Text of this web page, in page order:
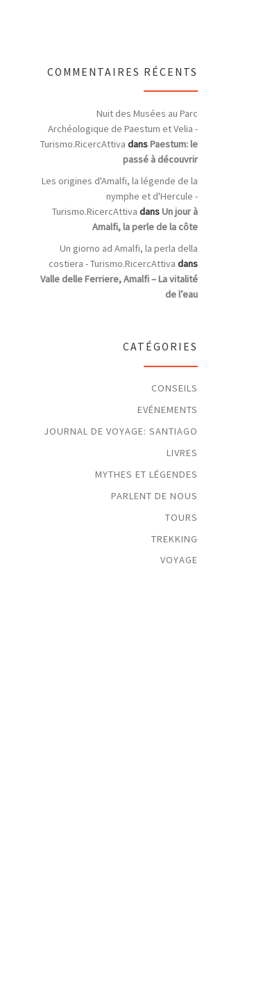
COMMENTAIRES RÉCENTS
Nuit des Musées au Parc
Archéologique de Paestum et Velia -
Turismo.RicercAttiva dansPaestum: le
passé à découvrir
Les origines d'Amalfi, la légende de la
nymphe et d'Hercule -
Turismo.RicercAttiva dansUn jour à
Amalfi, la perle de la côte
Un giorno ad Amalfi, la perla della
costiera - Turismo.RicercAttiva dans
Valle delle Ferriere, Amalfi – La vitalité
de l’eau
CATÉGORIES
CONSEILS
EVÉNEMENTS
JOURNAL DE VOYAGE: SANTIAGO
LIVRES
MYTHES ET LÉGENDES
PARLENT DE NOUS
TOURS
TREKKING
VOYAGE